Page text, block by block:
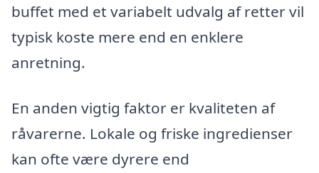
buffet med et variabelt udvalg af retter vil
typisk koste mere end en enklere
anretning.
En anden vigtig faktor er kvaliteten af
råvarerne. Lokale og friske ingredienser
kan ofte være dyrere end